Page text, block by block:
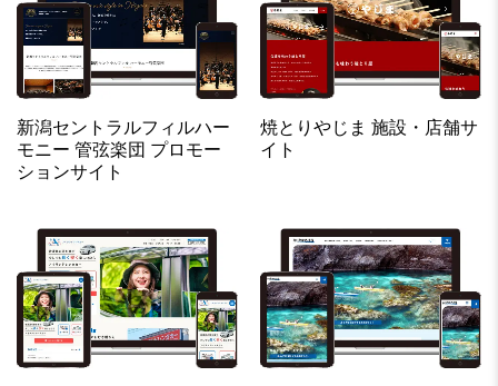
新潟セントラルフィルハー
モニー 管弦楽団 プロモー
ションサイト
焼とりやじま 施設・店舗サ
イト